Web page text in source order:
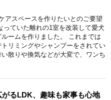
アスペースを作りたいとのご要望
っていた離れの1室を改装して愛犬
ームを作りました。 これまでは
リミングやシャンプーをされてい
散りや換気などが大変で、ワンち
るLDK、趣味も家事も心地